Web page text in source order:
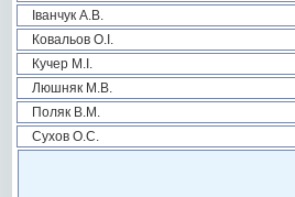
Іванчук А.В.
Ковальов О.І.
Кучер М.І.
Люшняк М.В.
Поляк В.М.
Сухов О.С.